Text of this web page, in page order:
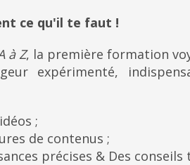
ce qu'il te faut !
à Z, la première formation
expérimenté,
;
de contenus ;
précises & Des